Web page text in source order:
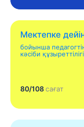
Мектепке
бойынша
кәсіби
80/108сағат